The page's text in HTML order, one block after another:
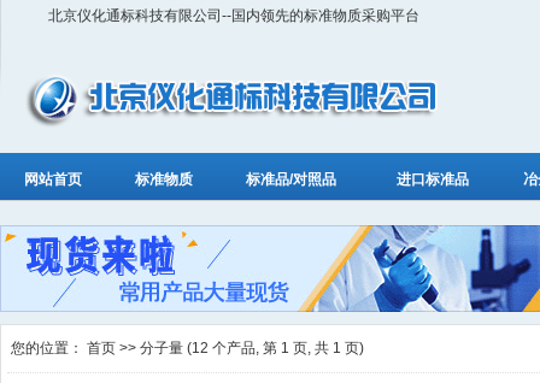
北京仪化通标科技有限公司--国内领先的标准物质采购平台
网站首页 标准物质 标准品/对照品 进口标准品
您的位置： 首页 >> 分子量 (12 个产品, 第 1 页, 共 1 页)